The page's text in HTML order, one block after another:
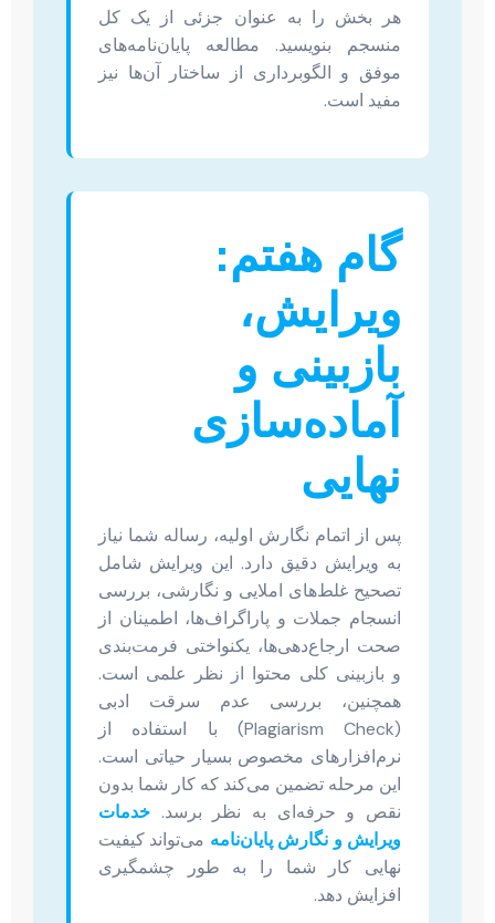
هر بخش را به عنوان جزئی از یک کل
منسجم بنویسید. مطالعه پایان‌نامه‌های
موفق و الگوبرداری از ساختار آن‌ها نیز
مفید است.
گام هفتم:
ویرایش،
بازبینی و
آماده‌سازی
نهایی
پس از اتمام نگارش اولیه، رساله شما نیاز
به ویرایش دقیق دارد. این ویرایش شامل
تصحیح غلط‌های املایی و نگارشی، بررسی
انسجام جملات و پاراگراف‌ها، اطمینان از
صحت ارجاع‌دهی‌ها، یکنواختی فرمت‌بندی
و بازبینی کلی محتوا از نظر علمی است.
همچنین، بررسی عدم سرقت ادبی
(Plagiarism Check) با استفاده از
نرم‌افزارهای مخصوص بسیار حیاتی است.
این مرحله تضمین می‌کند که کار شما بدون
نقص و حرفه‌ای به نظر برسد. خدمات
ویرایش و نگارش پایان‌نامه می‌تواند کیفیت
نهایی کار شما را به طور چشمگیری
افزایش دهد.